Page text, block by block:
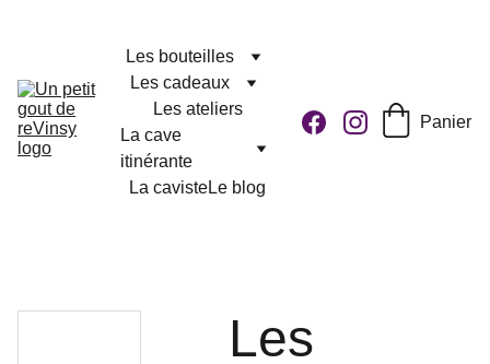
Les bouteilles
Les cadeaux
Les ateliers
La cave
itinérante
La cavisteLe blog
Panier
Les